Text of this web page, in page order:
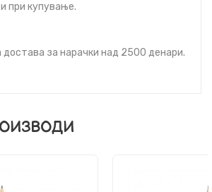
при купување.
достава за нарачки над 2500 денари.